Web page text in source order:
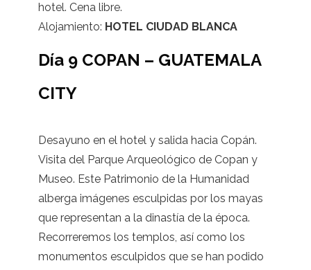
hotel. Cena libre.
Alojamiento: HOTEL CIUDAD BLANCA
Día 9 COPAN – GUATEMALA
CITY
Desayuno en el hotel y salida hacia Copán.
Visita del Parque Arqueológico de Copan y
Museo. Este Patrimonio de la Humanidad
alberga imágenes esculpidas por los mayas
que representan a la dinastía de la época.
Recorreremos los templos, así como los
monumentos esculpidos que se han podido